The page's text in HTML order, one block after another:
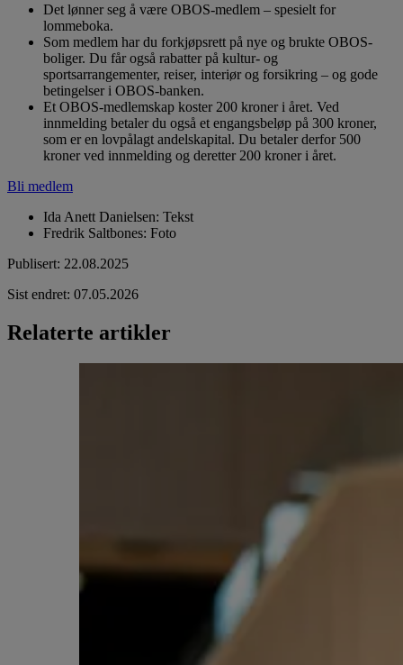
Det lønner seg å være OBOS-medlem – spesielt for
lommeboka.
Som medlem har du forkjøpsrett på nye og brukte OBOS-
boliger. Du får også rabatter på kultur- og
sportsarrangementer, reiser, interiør og forsikring – og gode
betingelser i OBOS-banken.
Et OBOS-medlemskap koster 200 kroner i året. Ved
innmelding betaler du også et engangsbeløp på 300 kroner,
som er en lovpålagt andelskapital. Du betaler derfor 500
kroner ved innmelding og deretter 200 kroner i året.
Bli medlem
Ida Anett Danielsen: Tekst
Fredrik Saltbones: Foto
Publisert: 22.08.2025
Sist endret: 07.05.2026
Relaterte artikler